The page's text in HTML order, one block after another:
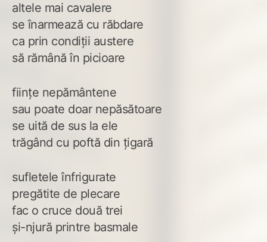
altele mai cavalere
se înarmează cu răbdare
ca prin condiții austere
să rămână în picioare
ființe nepământene
sau poate doar nepăsătoare
se uită de sus la ele
trăgând cu poftă din țigară
sufletele înfrigurate
pregătite de plecare
fac o cruce două trei
și-njură printre basmale